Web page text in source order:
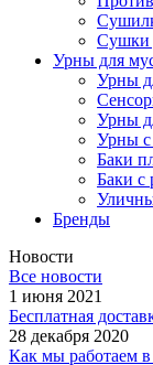
Сушки
Урны для
Урны
Урны
Урны с
Баки
Баки с
Бренды
Новости
Все новости
1 июня 2021
Бесплатная
28 декабря 2020
Как мы работаем